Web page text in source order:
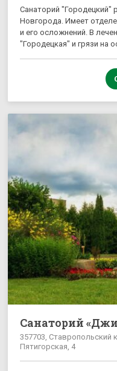
Санаторий "Городецкий"
Новгорода. Имеет
и его осложнений. В
"Городецкая" и грязи на
Санаторий
357703, Ставропольский
Пятигорская, 4